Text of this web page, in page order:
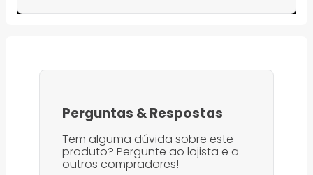
Perguntas &Respostas
Tem alguma dúvida sobre este
produto? Pergunte ao lojista e a
outros compradores!